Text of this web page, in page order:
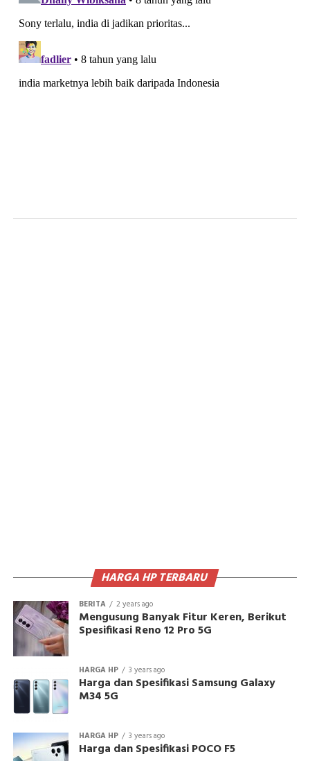
HARGA HP TERBARU
BERITA 2 years ago
Mengusung Banyak Fitur Keren, Berikut
Spesifikasi Reno 12 Pro 5G
HARGA HP 3 years ago
Harga dan Spesifikasi Samsung Galaxy
M34 5G
HARGA HP 3 years ago
Harga dan Spesifikasi POCO F5